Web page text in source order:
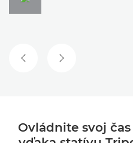
PREDCHÁDZAJÚCA
NASLEDUJÚCA
Ovládnite svoj